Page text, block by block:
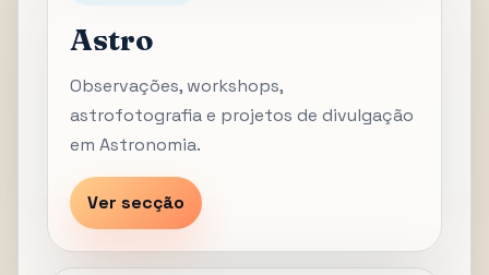
Astro
Observações, workshops,
astrofotografia e projetos de divulgação
em Astronomia.
Ver secção